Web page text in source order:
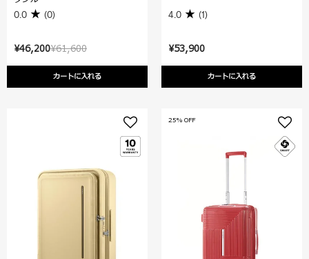
¥61,600
¥46,200
カートに入れる
0.0 (0)
¥53,900
カートに入れる
4.0 (1)
25% OFF